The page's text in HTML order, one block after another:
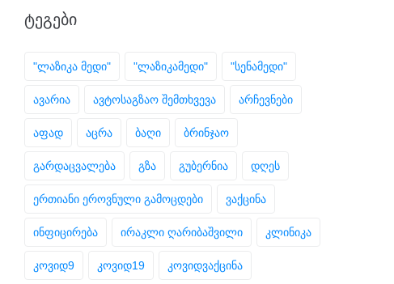
ᲢᲔᲒᲔᲑᲘ
"ლაზიკა მედი" "ლაზიკამედი" "სენამედი"
ავარია ავტოსაგზაო შემთხვევა არჩევნები
აფად აცრა ბაღი ბრინჯაო
გარდაცვალება გზა გუბერნია დღეს
ერთიანი ეროვნული გამოცდები ვაქცინა
ინფიცირება ირაკლი ღარიბაშვილი კლინიკა
კოვიდ9 კოვიდ19 კოვიდვაქცინა